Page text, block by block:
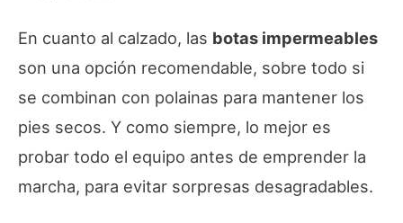
En cuanto al calzado, las botas impermeables
son una opción recomendable, sobre todo si
se combinan con polainas para mantener los
pies secos. Y como siempre, lo mejor es
probar todo el equipo antes de emprender la
marcha, para evitar sorpresas desagradables.